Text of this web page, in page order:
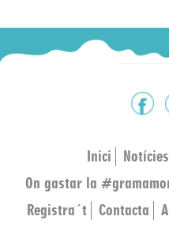
Inici Notícies
On gastar la
Registra´t
Contacta